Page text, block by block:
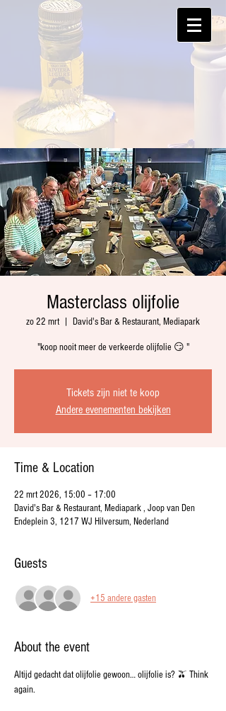
Masterclass olijfolie
zo 22 mrt David's Bar & Restaurant, Mediapark
"koop nooit meer de verkeerde olijfolie 😏 "
Tickets zijn niet te koop
Andere evenementen bekijken
Time & Location
22 mrt 2026, 15:00 – 17:00
David's Bar & Restaurant, Mediapark , Joop van Den
Endeplein 3, 1217 WJ Hilversum, Nederland
Guests
+15 andere gasten
About the event
Altijd gedacht dat olijfolie gewoon… olijfolie is? 🫒 Think
again.